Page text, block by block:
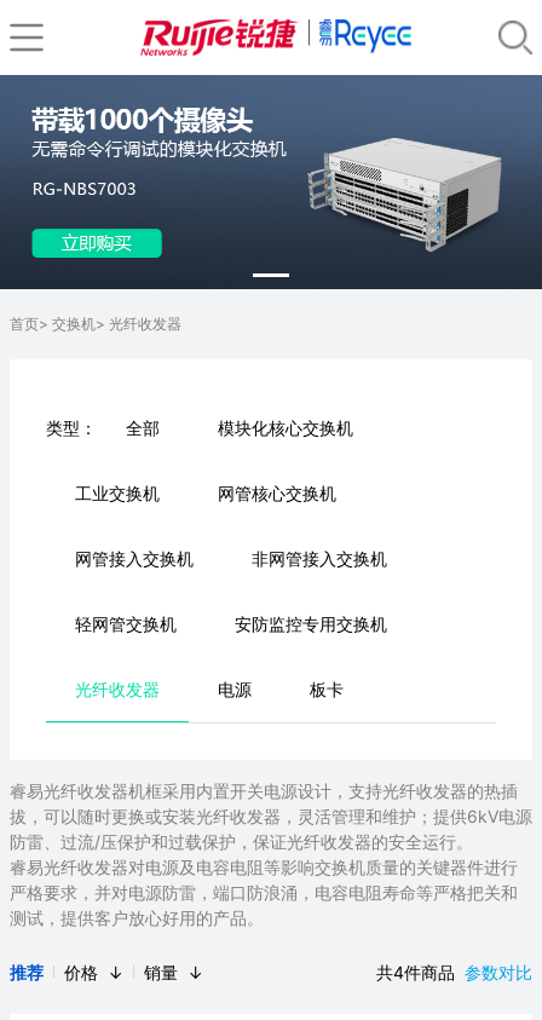
首页> 交换机> 光纤收发器
类型： 全部 模块化核心交换机
工业交换机 网管核心交换机
网管接入交换机 非网管接入交换机
轻网管交换机 安防监控专用交换机
光纤收发器 电源 板卡
睿易光纤收发器机框采用内置开关电源设计，支持光纤收发器的热插
拔，可以随时更换或安装光纤收发器，灵活管理和维护；提供6kV电源
防雷、过流/压保护和过载保护，保证光纤收发器的安全运行。
睿易光纤收发器对电源及电容电阻等影响交换机质量的关键器件进行
严格要求，并对电源防雷，端口防浪涌，电容电阻寿命等严格把关和
测试，提供客户放心好用的产品。
推荐 价格 ↓ 销量 ↓ 共4件商品 参数对比